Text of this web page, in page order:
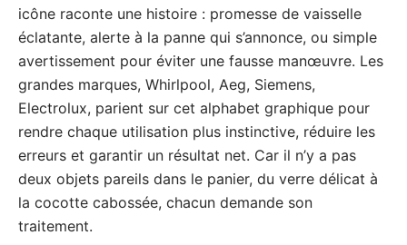
icône raconte une histoire : promesse de vaisselle
éclatante, alerte à la panne qui s’annonce, ou simple
avertissement pour éviter une fausse manœuvre. Les
grandes marques, Whirlpool, Aeg, Siemens,
Electrolux, parient sur cet alphabet graphique pour
rendre chaque utilisation plus instinctive, réduire les
erreurs et garantir un résultat net. Car il n’y a pas
deux objets pareils dans le panier, du verre délicat à
la cocotte cabossée, chacun demande son
traitement.